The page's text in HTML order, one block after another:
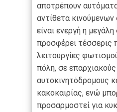
αποτρέπουν
αντίθετα
είναι ενεργή η
προσφέρει τέσσερις
λειτουργίες
πόλη, σε
αυτοκινητόδρομους
κακοκαιρίας, ενώ
προσαρμοστεί για